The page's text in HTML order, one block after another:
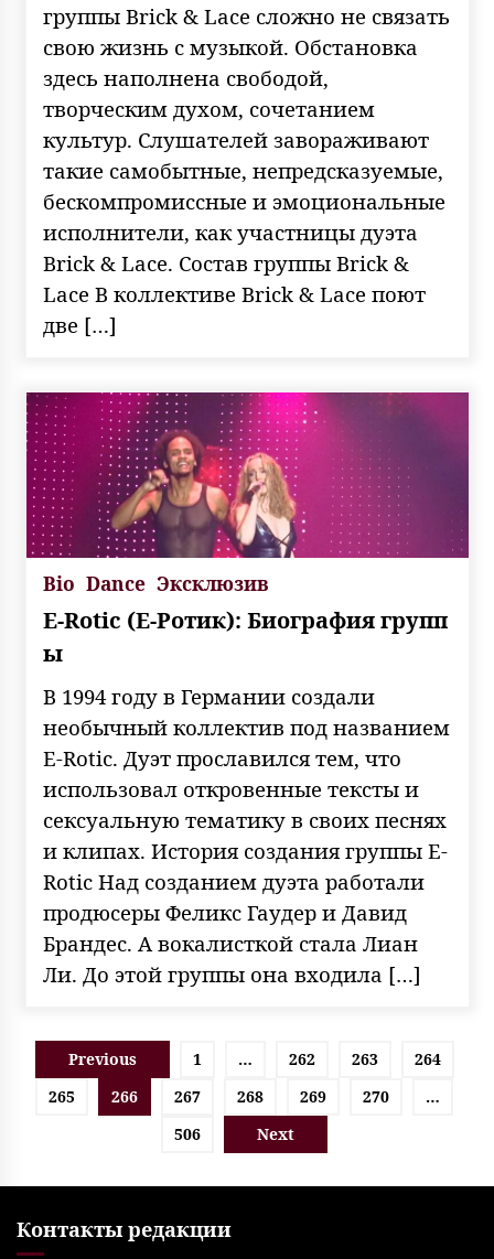
группы Brick & Lace сложно не связать
свою жизнь с музыкой. Обстановка
здесь наполнена свободой,
творческим духом, сочетанием
культур. Слушателей завораживают
такие самобытные, непредсказуемые,
бескомпромиссные и эмоциональные
исполнители, как участницы дуэта
Brick & Lace. Состав группы Brick &
Lace В коллективе Brick & Lace поют
две […]
Bio Dance Эксклюзив
E-Rotic (Е-Ротик): Биография групп
ы
В 1994 году в Германии создали
необычный коллектив под названием
E-Rotic. Дуэт прославился тем, что
использовал откровенные тексты и
сексуальную тематику в своих песнях
и клипах. История создания группы E-
Rotic Над созданием дуэта работали
продюсеры Феликс Гаудер и Давид
Брандес. А вокалисткой стала Лиан
Ли. До этой группы она входила […]
Пагинация
записей
Previous 1 … 262 263
264
265
266 267 268 269 270
…
506
Next
Контакты редакции